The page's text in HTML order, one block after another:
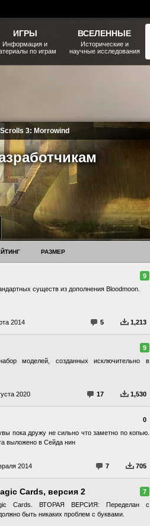
3: Morrowind
РАЗМЕР
9
существ из дополнения Bloodmoon.
1,213
5
2014
9
моделей, созданных исключительно в
1,530
17
2020
0
пока дружу не сильно что заметно по копью.
выложено в Сейда нин
705
7
2014
7
Cards, версия 2
Cards. ВТОРАЯ ВЕРСИЯ: Переделан с
быть никаких проблем с буквами.
ИГРЫ
Информация и
по играм
ВСЕЛЕННЫЕ
Исторические и
научные исследования